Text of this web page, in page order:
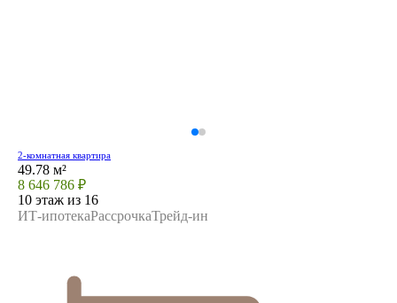
2-комнатная квартира
49.78 м²
8 646 786 ₽
10 этаж из 16
ИТ-ипотекаРассрочкаТрейд-ин